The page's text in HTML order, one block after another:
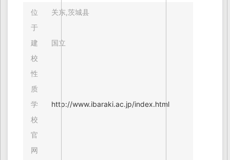
位
于
关东,茨城县
建
校
性
质
国立
学
校
官
网
http://www.ibaraki.ac.jp/index.html